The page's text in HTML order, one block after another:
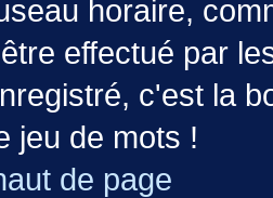
horaire,
effectué par
c'est la
jeu de mots !
de page